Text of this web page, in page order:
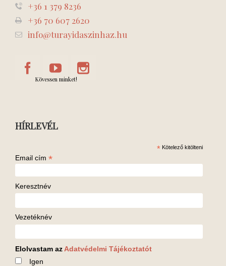
+36 1 379 8236
+36 70 607 2620
info@turayidaszinhaz.hu
Kövessen minket!
HÍRLEVÉL
* Kötelező kitölteni
Email cím *
Keresztnév
Vezetéknév
Elolvastam az Adatvédelmi Tájékoztatót
Igen